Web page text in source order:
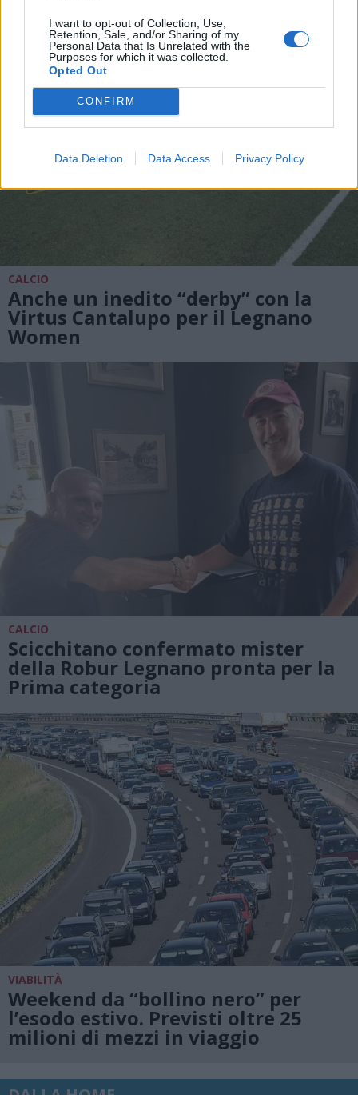
I want to opt-out of Collection, Use,
Retention, Sale, and/or Sharing of my
Personal Data that Is Unrelated with the
Purposes for which it was collected.
Opted Out
CONFIRM
Data Deletion Data Access Privacy Policy
CALCIO
Anche un inedito “derby” con la
Virtus Cantalupo per il Legnano
Women
CALCIO
Scicchitano confermato mister
della Robur Legnano pronta per la
Prima categoria
VIABILITÀ
Weekend da “bollino nero” per
l’esodo estivo. Previsti oltre 25
milioni di mezzi in viaggio